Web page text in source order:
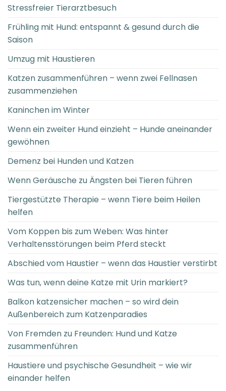
Stressfreier Tierarztbesuch
Frühling mit Hund: entspannt & gesund durch die
Saison
Umzug mit Haustieren
Katzen zusammenführen – wenn zwei Fellnasen
zusammenziehen
Kaninchen im Winter
Wenn ein zweiter Hund einzieht – Hunde aneinander
gewöhnen
Demenz bei Hunden und Katzen
Wenn Geräusche zu Ängsten bei Tieren führen
Tiergestützte Therapie – wenn Tiere beim Heilen
helfen
Vom Koppen bis zum Weben: Was hinter
Verhaltensstörungen beim Pferd steckt
Abschied vom Haustier – wenn das Haustier verstirbt
Was tun, wenn deine Katze mit Urin markiert?
Balkon katzensicher machen – so wird dein
Außenbereich zum Katzenparadies
Von Fremden zu Freunden: Hund und Katze
zusammenführen
Haustiere und psychische Gesundheit – wie wir
einander helfen